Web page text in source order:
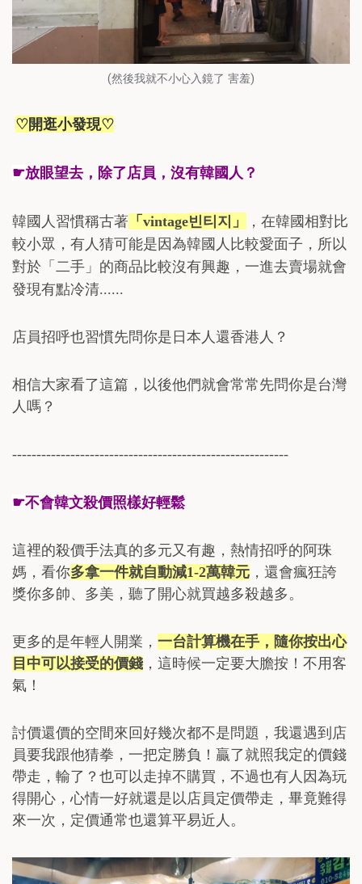
(然後我就不小心入鏡了 害羞)
♡開逛小發現♡
☛放眼望去，除了店員，沒有韓國人？
韓國人習慣稱古著 「 vintage빈티지 」
，在韓國相對比
較小眾，有人猜可能是因為韓國人比較愛面子，所以
對於「二手」的商品比較沒有興趣，一進去賣場就會
發現有點冷清......
店員招呼也習慣先問你是日本人還香港人？
相信大家看了這篇，以後他們就會常常先問你是台灣
人嗎？
---------------------------------------------------------
☛不會韓文殺價照樣好輕鬆
這裡的殺價手法真的多元又有趣，熱情招呼的阿珠
媽，看你多拿一件就自動減1-2萬韓元 ，還會瘋狂誇
獎你多帥、多美，聽了開心就買越多殺越多。
更多的是年輕人開業， 一台計算機在手，隨你按出心
目中可以接受的價錢 ，這時候一定要大膽按！不用客
氣！
討價還價的空間來回好幾次都不是問題，我還遇到店
員要我跟他猜拳，一把定勝負！贏了就照我定的價錢
帶走，輸了？也可以走掉不購買，不過也有人因為玩
得開心，心情一好就還是以店員定價帶走，畢竟難得
來一次，定價通常也還算平易近人。